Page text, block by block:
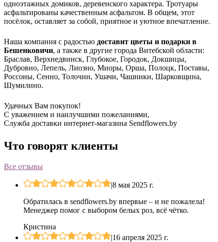
одноэтажных домиков, деревенского характера. Тротуары
асфальтированы качественным асфальтом. В общем, этот
посёлок, оставляет за собой, приятное и уютное впечатление.
Наша компания с радостью доставит цветы и подарки в
Бешенковичи, а также в другие города Витебской области:
Браслав, Верхнедвинск, Глубокое, Городок, Докшицы,
Дубровно, Лепель, Лиозно, Миоры, Орша, Полоцк, Поставы,
Россоны, Сенно, Толочин, Ушачи, Чашники, Шарковщина,
Шумилино.
Удачных Вам покупок!
С уважением и наилучшими пожеланиями,
Служба доставки интернет-магазина Sendflowers.by
Что говорят клиенты
Все отзывы
|8 мая 2025 г.
Обратилась в sendflowers.by впервые – и не пожалела!
Менеджер помог с выбором белых роз, всё чётко.
Кристина
|16 апреля 2025 г.